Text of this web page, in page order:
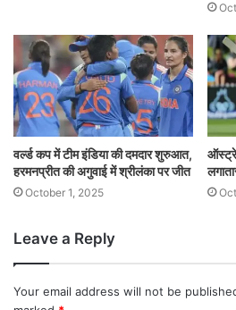
वर्ल्ड कप में टीम इंडिया की दमदार शुरुआत,
हरमनप्रीत की अगुवाई में श्रीलंका पर जीत
October 1, 2025
Leave a Reply
Your email address will not be